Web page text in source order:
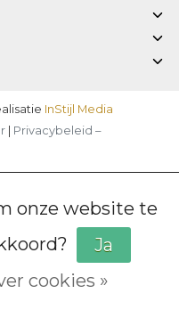
InStijl Media
Privacybeleid –
onze website te
Ja
cookies »